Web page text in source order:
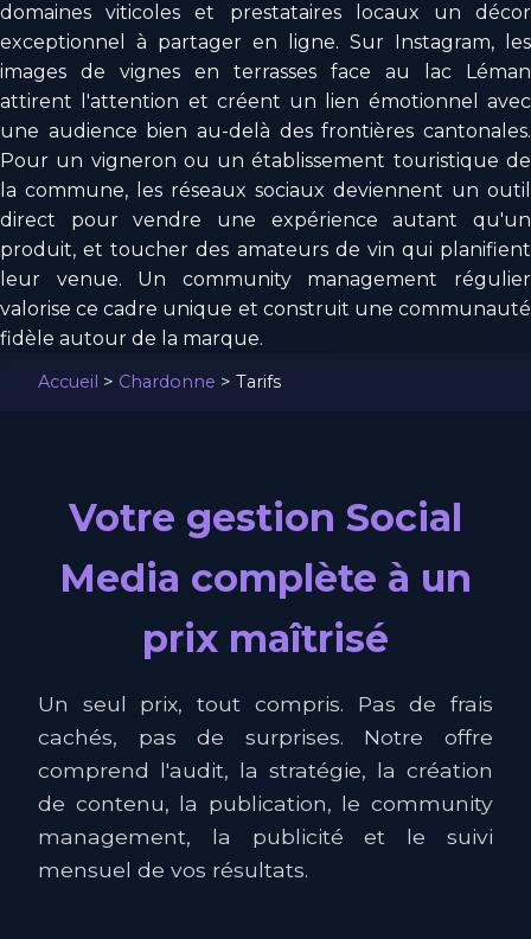
domaines viticoles et prestataires locaux un décor
exceptionnel à partager en ligne. Sur Instagram, les
images de vignes en terrasses face au lac Léman
attirent l'attention et créent un lien émotionnel avec
une audience bien au-delà des frontières cantonales.
Pour un vigneron ou un établissement touristique de
la commune, les réseaux sociaux deviennent un outil
direct pour vendre une expérience autant qu'un
produit, et toucher des amateurs de vin qui planifient
leur venue. Un community management régulier
valorise ce cadre unique et construit une communauté
fidèle autour de la marque.
Accueil > Chardonne > Tarifs
Votre gestion Social
Media complète à un
prix maîtrisé
Un seul prix, tout compris. Pas de frais
cachés, pas de surprises. Notre offre
comprend l'audit, la stratégie, la création
de contenu, la publication, le community
management, la publicité et le suivi
mensuel de vos résultats.